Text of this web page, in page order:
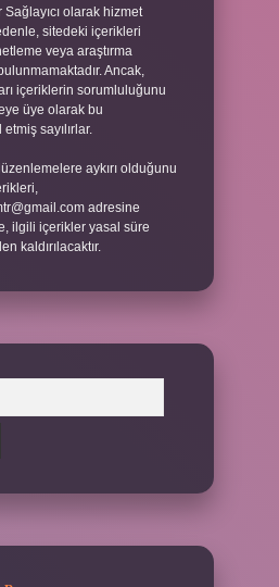
olarak hizmet
sitedeki içerikleri
veya araştırma
Ancak,
içeriklerin sorumluluğunu
üye olarak bu
sayılırlar.
aykırı olduğunu
adresine
ilgili içerikler yasal süre
kaldırılacaktır.